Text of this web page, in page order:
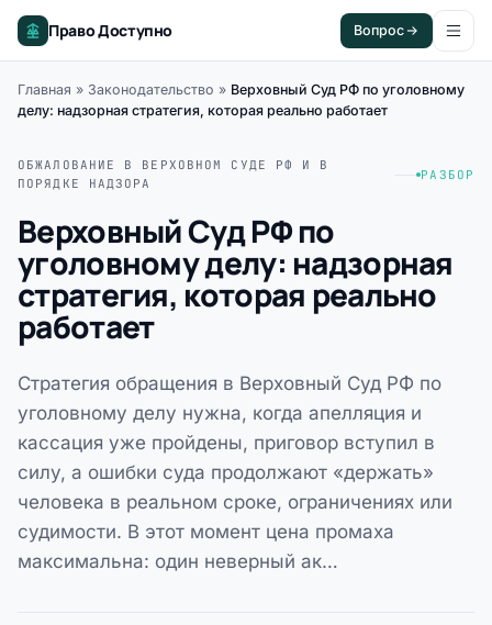
Право Доступно Вопрос
Главная » Законодательство » Верховный Суд РФ по уголовному
делу: надзорная стратегия, которая реально работает
ОБЖАЛОВАНИЕ В ВЕРХОВНОМ СУДЕ РФ И В
ПОРЯДКЕ НАДЗОРА
РАЗБОР
Верховный Суд РФ по
уголовному делу: надзорная
стратегия, которая реально
работает
Стратегия обращения в Верховный Суд РФ по
уголовному делу нужна, когда апелляция и
кассация уже пройдены, приговор вступил в
силу, а ошибки суда продолжают «держать»
человека в реальном сроке, ограничениях или
судимости. В этот момент цена промаха
максимальна: один неверный ак…